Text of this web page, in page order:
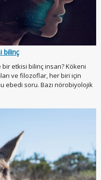
bilinç
etkisi bilinç insan? Kökeni
ve filozoflar, her biri için
ebedi soru. Bazı nörobiyolojik